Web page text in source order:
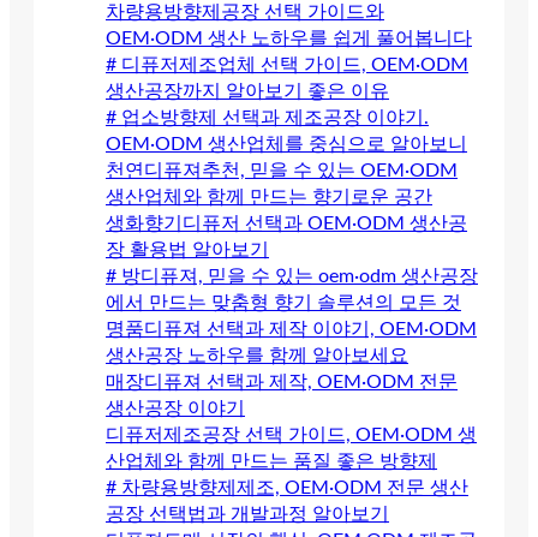
차량용방향제공장 선택 가이드와
OEM·ODM 생산 노하우를 쉽게 풀어봅니다
# 디퓨저제조업체 선택 가이드, OEM·ODM
생산공장까지 알아보기 좋은 이유
# 업소방향제 선택과 제조공장 이야기.
OEM·ODM 생산업체를 중심으로 알아보니
천연디퓨져추천, 믿을 수 있는 OEM·ODM
생산업체와 함께 만드는 향기로운 공간
생화향기디퓨저 선택과 OEM·ODM 생산공
장 활용법 알아보기
# 방디퓨져, 믿을 수 있는 oem·odm 생산공장
에서 만드는 맞춤형 향기 솔루션의 모든 것
명품디퓨져 선택과 제작 이야기, OEM·ODM
생산공장 노하우를 함께 알아보세요
매장디퓨져 선택과 제작, OEM·ODM 전문
생산공장 이야기
디퓨저제조공장 선택 가이드, OEM·ODM 생
산업체와 함께 만드는 품질 좋은 방향제
# 차량용방향제제조, OEM·ODM 전문 생산
공장 선택법과 개발과정 알아보기